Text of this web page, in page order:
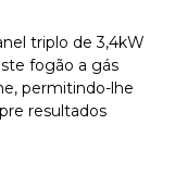
triplo de 3,4kW
fogão a gás
permitindo-lhe
resultados